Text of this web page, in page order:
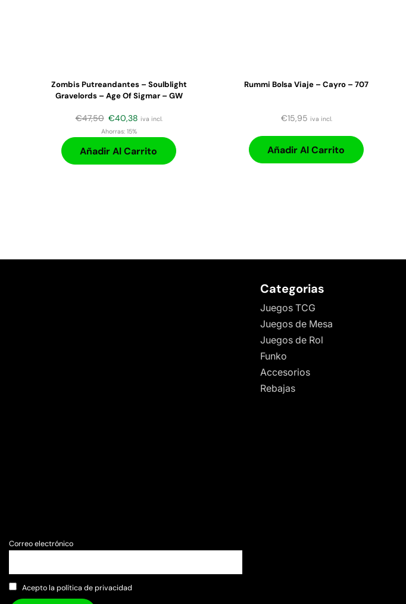
Zombis Putreandantes – Soulblight
Gravelords – Age Of Sigmar – GW
€47,50 €40,38 iva incl.
Ahorras:15%
Añadir Al Carrito
Rummi Bolsa Viaje – Cayro – 707
€15,95 iva incl.
Añadir Al Carrito
Correo electrónico
Acepto la política de privacidad
Categorias
Juegos TCG
Juegos de Mesa
Juegos de Rol
Funko
Accesorios
Rebajas